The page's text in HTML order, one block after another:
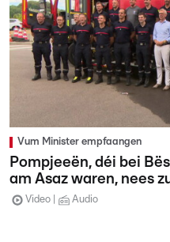
Vum Minister empfaangen
Pompjeeën, déi bei
am Asaz waren, nees
Video Audio